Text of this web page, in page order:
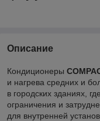
Описание
Кондиционеры
и нагрева средних и
в городских зданиях,
ограничения и
для внутренней